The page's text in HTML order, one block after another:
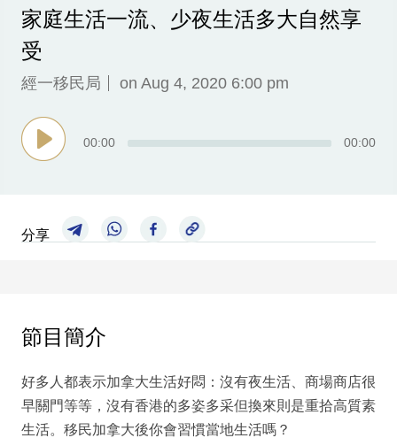
生
時
專
閱
專
家庭生活一流、少夜生活多大自然享
受
經一移民局 on Aug 4, 2020 6:00 pm
00:00 00:00
分享
節目簡介
好多人都表示加拿大生活好悶：沒有夜生活、商場商店很
早關門等等，沒有香港的多姿多采但換來則是重拾高質素
生活。移民加拿大後你會習慣當地生活嗎？